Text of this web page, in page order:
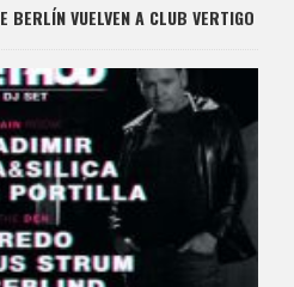
BERLÍN VUELVEN A CLUB VERTIGO